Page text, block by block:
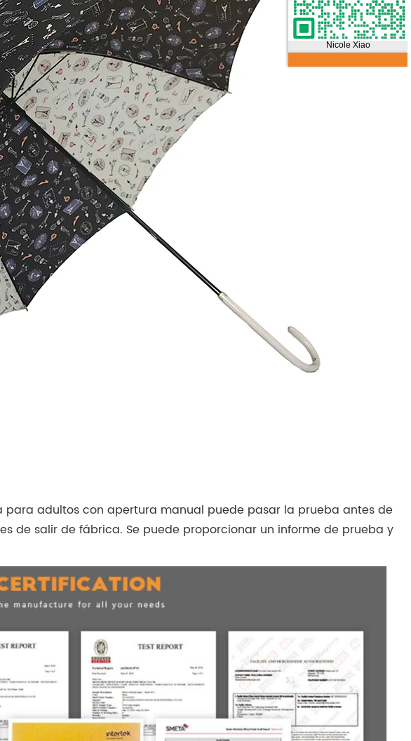
adultos con apertura manual puede pasar la prueba antes de
de salir de fábrica. Se puede proporcionar un informe de prueba y
Nicole Xiao